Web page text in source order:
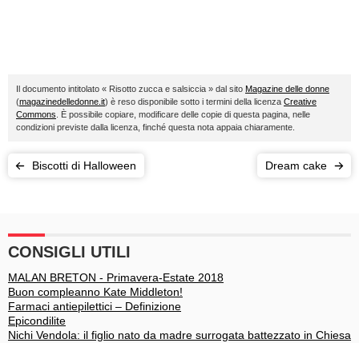
Il documento intitolato « Risotto zucca e salsiccia » dal sito Magazine delle donne
(magazinedelledonne.it) è reso disponibile sotto i termini della licenza Creative
Commons . È possibile copiare, modificare delle copie di questa pagina, nelle
condizioni previste dalla licenza, finché questa nota appaia chiaramente.
Biscotti di Halloween Dream cake
CONSIGLI UTILI
MALAN BRETON - Primavera-Estate 2018
Buon compleanno Kate Middleton!
Farmaci antiepilettici – Definizione
Epicondilite
Nichi Vendola: il figlio nato da madre surrogata battezzato in Chiesa